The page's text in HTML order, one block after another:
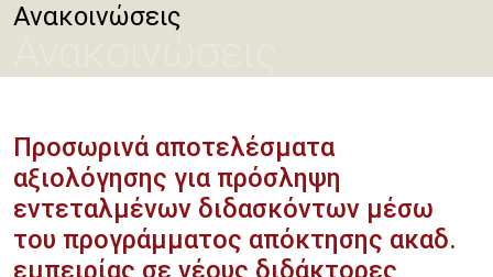
Ανακοινώσεις
Προσωρινά αποτελέσματα
αξιολόγησης για πρόσληψη
εντεταλμένων διδασκόντων μέσω
του προγράμματος απόκτησης ακαδ.
εμπειρίας σε νέους διδάκτορες